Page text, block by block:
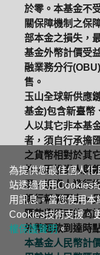
於零。本基金不
關保障機制之保
部本金之損失，
基金外幣計價受
融業務分行
售。
玉山全球新供應
基金)包含新臺幣
人以其它非本基
者，須自行承擔
之貨幣相對於其
外，因投資人與
異，投資人進行
銀行報價而定。
匯款費用可能高
外幣匯款到達時
本基金人民幣計
為提供您最佳個人化
站透過使用Cookies
用訊息。當您使用
Cookies技術支援。
權保護聲明。